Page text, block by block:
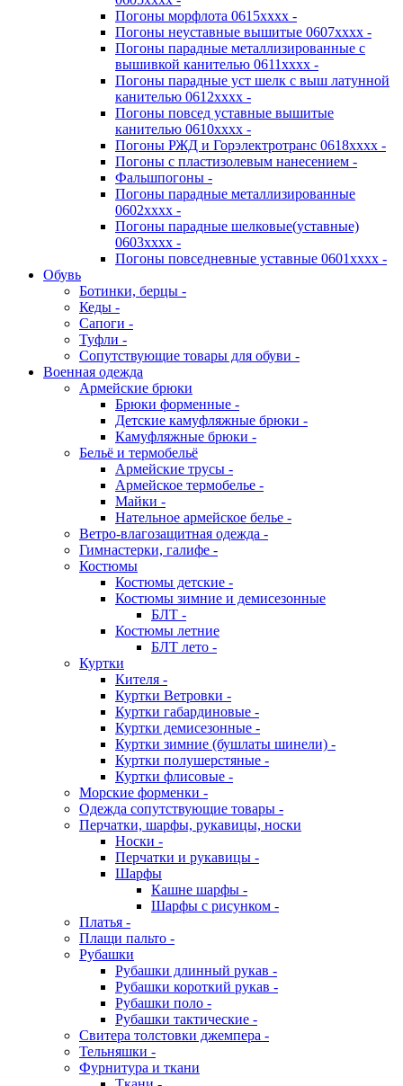
Погоны морфлота 0615хххх -
Погоны неуставные вышитые 0607хххх -
Погоны парадные металлизированные с
вышивкой канителью 0611хххх -
Погоны парадные уст шелк с выш латунной
канителью 0612хххх -
Погоны повсед уставные вышитые
канителью 0610хххх -
Погоны РЖД и Горэлектротранс 0618хххх -
Погоны с пластизолевым нанесением -
Фальшпогоны -
Погоны парадные металлизированные
0602хххх -
Погоны парадные шелковые(уставные)
0603хххх -
Погоны повседневные уставные 0601хххх -
Обувь
Ботинки, берцы -
Кеды -
Сапоги -
Туфли -
Сопутствующие товары для обуви -
Военная одежда
Армейские брюки
Брюки форменные -
Детские камуфляжные брюки -
Камуфляжные брюки -
Бельё и термобельё
Армейские трусы -
Армейское термобелье -
Майки -
Нательное армейское белье -
Ветро-влагозащитная одежда -
Гимнастерки, галифе -
Костюмы
Костюмы детские -
Костюмы зимние и демисезонные
БЛТ -
Костюмы летние
БЛТ лето -
Куртки
Кителя -
Куртки Ветровки -
Куртки габардиновые -
Куртки демисезонные -
Куртки зимние (бушлаты шинели) -
Куртки полушерстяные -
Куртки флисовые -
Морские форменки -
Одежда сопутствующие товары -
Перчатки, шарфы, рукавицы, носки
Носки -
Перчатки и рукавицы -
Шарфы
Кашне шарфы -
Шарфы с рисунком -
Платья -
Плащи пальто -
Рубашки
Рубашки длинный рукав -
Рубашки короткий рукав -
Рубашки поло -
Рубашки тактические -
Свитера толстовки джемпера -
Тельняшки -
Фурнитура и ткани